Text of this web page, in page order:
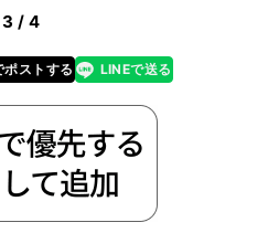
3 / 4
ポストする
line LINEで送る